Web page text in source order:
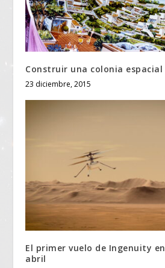
Construir una colonia espacial
23 diciembre, 2015
El primer vuelo de Ingenuity
abril